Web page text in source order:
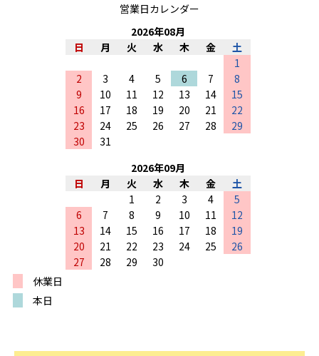
営業日カレンダー
2026年08月
日
月 火 水 木 金
土
1
2
3 4 5 6 7
8
9
10 11 12 13 14
15
16
17 18 19 20 21
22
23
24 25 26 27 28
29
30
31
2026年09月
日
月 火 水 木 金
土
1
2 3 4
5
6
7 8 9 10 11
12
13
14 15 16 17 18
19
20
21 22 23 24 25
26
27
28 29
30
休業日
本日